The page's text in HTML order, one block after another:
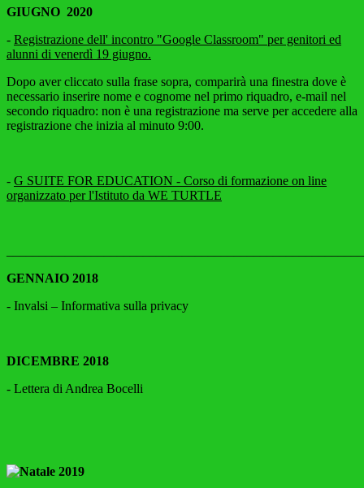
GIUGNO 2020
- Registrazione dell' incontro "Google Classroom" per genitori ed
alunni di venerdì 19 giugno.
Dopo aver cliccato sulla frase sopra, comparirà una finestra dove è
necessario inserire nome e cognome nel primo riquadro, e-mail nel
secondo riquadro: non è una registrazione ma serve per accedere alla
registrazione che inizia al minuto 9:00.
- G SUITE FOR EDUCATION - Corso di formazione on line
organizzato per l'Istituto da WE TURTLE
GENNAIO 2018
- Invalsi – Informativa sulla privacy
DICEMBRE 2018
- Lettera di Andrea Bocelli